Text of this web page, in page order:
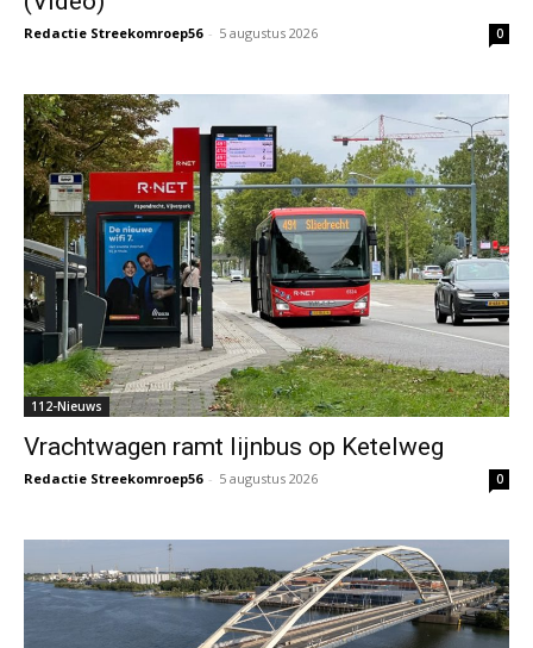
Redactie Streekomroep56 - 5 augustus 2026 0
112-Nieuws
Vrachtwagen ramt lijnbus op Ketelweg
Redactie Streekomroep56 - 5 augustus 2026 0